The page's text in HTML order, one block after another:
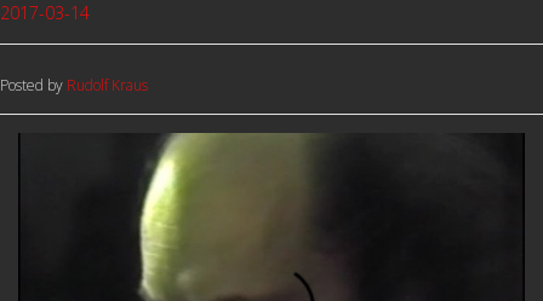
2017-03-14
Posted by Rudolf Kraus